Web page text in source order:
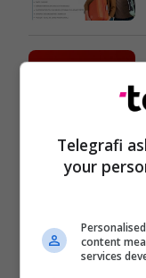
Telegrafi
your
content
services